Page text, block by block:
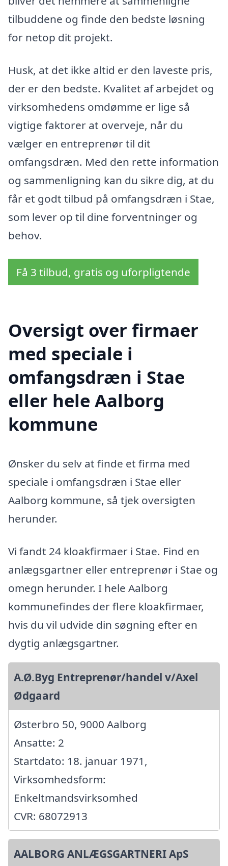
tilbuddene og finde den bedste løsning
for netop dit projekt.
Husk, at det ikke altid er den laveste pris,
der er den bedste. Kvalitet af arbejdet og
virksomhedens omdømme er lige så
vigtige faktorer at overveje, når du
vælger en entreprenør til dit
omfangsdræn. Med den rette information
og sammenligning kan du sikre dig, at du
får et godt tilbud på omfangsdræn i Stae,
som lever op til dine forventninger og
behov.
Få 3 tilbud, gratis og uforpligtende
Oversigt over firmaer
med speciale i
omfangsdræn i Stae
eller hele Aalborg
kommune
Ønsker du selv at finde et firma med
speciale i omfangsdræn i Stae eller
Aalborg kommune, så tjek oversigten
herunder.
Vi fandt 24 kloakfirmaer i Stae. Find en
anlægsgartner eller entreprenør i Stae og
omegn herunder. I hele Aalborg
kommunefindes der flere kloakfirmaer,
hvis du vil udvide din søgning efter en
dygtig anlægsgartner.
A.Ø.Byg Entreprenør/handel v/Axel
Ødgaard
Østerbro 50, 9000 Aalborg
Ansatte: 2
Startdato: 18. januar 1971,
Virksomhedsform:
Enkeltmandsvirksomhed
CVR: 68072913
AALBORG ANLÆGSGARTNERI ApS